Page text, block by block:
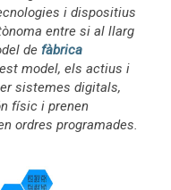
i dispositius
entre si al llarg
de fàbrica
model, els actius i
sistemes digitals,
físic i prenen
ordres programades.